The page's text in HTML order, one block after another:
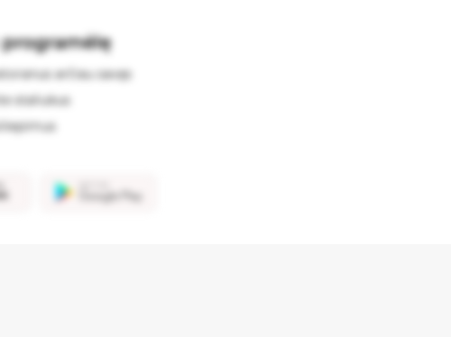
arčiau savęs
staliukus